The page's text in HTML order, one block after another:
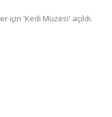
için 'Kedi Müzesi' açıldı.